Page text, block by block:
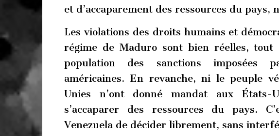
et d’accaparement des ressources du pays,
Les violations des droits humains et
régime de Maduro sont bien réelles,
population des sanctions imposées
américaines. En revanche, ni le peuple
Unies n’ont donné mandat aux
s’accaparer des ressources du pays.
Venezuela de décider librement, sans